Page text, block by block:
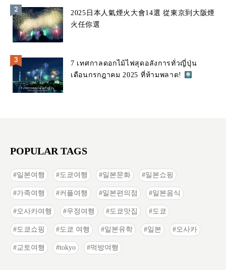
2025日本人氣煙火大會14選 從東京到大阪煙
火任你選
7 เทศกาลดอกไม้ไฟสุดอลังการทั่วญี่ปุ่น
เดือนกรกฎาคม 2025 ที่ห้ามพลาด!
POPULAR TAGS
일본여행 도쿄여행 일본문화 일본쇼핑
가족여행 커플여행 일본편의점 일본음식
오사카여행 우정여행 도쿄맛집 도쿄
도쿄쇼핑 도쿄 여행 일본유학 일본 오사카
교토여행 tokyo 먹방여행